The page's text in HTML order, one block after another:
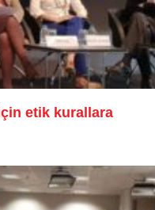
etik kurallara